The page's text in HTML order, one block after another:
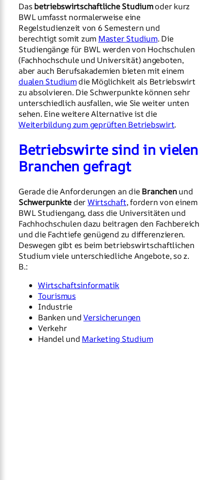
Das betriebswirtschaftliche Studiumoder kurz
BWL umfasst normalerweise eine
Regelstudienzeit von 6 Semestern und
berechtigt somit zum Master Studium. Die
Studiengänge für BWL werden von Hochschulen
(Fachhochschule und Universität) angeboten,
aber auch Berufsakademien bieten mit einem
dualen Studiumdie Möglichkeit als Betriebswirt
zu absolvieren. Die Schwerpunkte können sehr
unterschiedlich ausfallen, wie Sie weiter unten
sehen. Eine weitere Alternative ist die
Weiterbildung zum geprüften Betriebswirt.
Betriebswirte sind in vielen
Branchen gefragt
Gerade die Anforderungen an die Branchenund
Schwerpunkte derWirtschaft, fordern von einem
BWL Studiengang, dass die Universitäten und
Fachhochschulen dazu beitragen den Fachbereich
und die Fachtiefe genügend zu differenzieren.
Deswegen gibt es beim betriebswirtschaftlichen
Studium viele unterschiedliche Angebote, so z.
B.:
Wirtschaftsinformatik
Tourismus
Industrie
Banken undVersicherungen
Verkehr
Handel und Marketing Studium